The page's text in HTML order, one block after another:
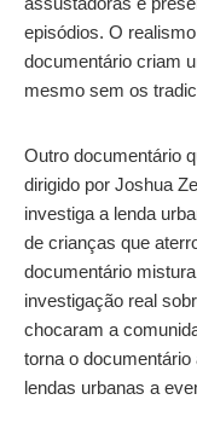
episódios. O
documentário criam
mesmo sem os
Outro documentário
dirigido por Joshua
investiga a lenda
de crianças que
documentário
investigação real
chocaram a
torna o
lendas urbanas a